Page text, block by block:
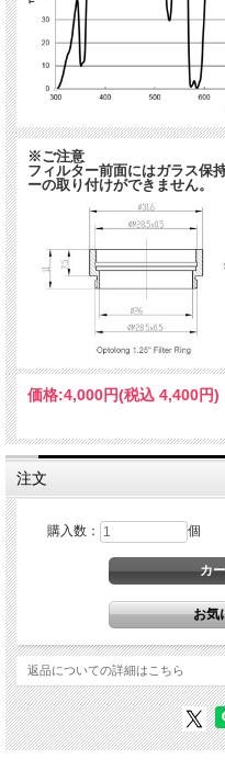
※ご注意
フィルター前面にはガラス保
ーの取り付けができません。
価格:4,000円(税込 4,400円)
注文
購入数： 個
返品についての詳細はこちら